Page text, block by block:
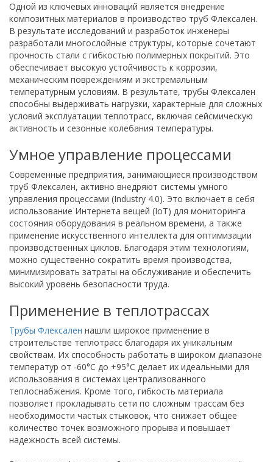
Одной из ключевых инноваций является внедрение
композитных материалов в производство труб Флексален.
В результате исследований и разработок инженеры
разработали многослойные структуры, которые сочетают
прочность стали с гибкостью полимерных покрытий. Это
обеспечивает высокую устойчивость к коррозии,
механическим повреждениям и экстремальным
температурным условиям. В результате, трубы Флексален
способны выдерживать нагрузки, характерные для сложных
условий эксплуатации теплотрасс, включая сейсмическую
активность и сезонные колебания температуры.
Умное управление процессами
Современные предприятия, занимающиеся производством
труб Флексален, активно внедряют системы умного
управления процессами (Industry 4.0). Это включает в себя
использование Интернета вещей (IoT) для мониторинга
состояния оборудования в реальном времени, а также
применение искусственного интеллекта для оптимизации
производственных циклов. Благодаря этим технологиям,
можно существенно сократить время производства,
минимизировать затраты на обслуживание и обеспечить
высокий уровень безопасности труда.
Применение в теплотрассах
Трубы Флексален нашли широкое применение в
строительстве теплотрасс благодаря их уникальным
свойствам. Их способность работать в широком диапазоне
температур от -60°C до +95°C делает их идеальными для
использования в системах централизованного
теплоснабжения. Кроме того, гибкость материала
позволяет прокладывать сети по сложным трассам без
необходимости частых стыковок, что снижает общее
количество точек возможного прорыва и повышает
надежность всей системы.